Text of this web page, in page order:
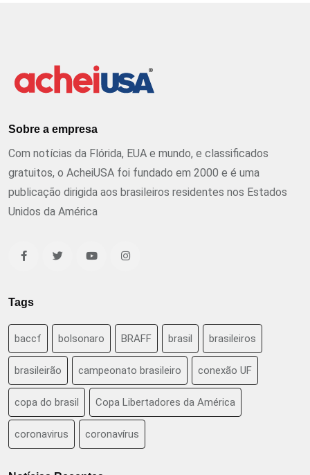
Sobre a empresa
Com notícias da Flórida, EUA e mundo, e classificados
gratuitos, o AcheiUSA foi fundado em 2000 e é uma
publicação dirigida aos brasileiros residentes nos Estados
Unidos da América
Tags
baccf bolsonaro BRAFF brasil brasileiros
brasileirão campeonato brasileiro conexão UF
copa do brasil Copa Libertadores da América
coronavirus coronavírus